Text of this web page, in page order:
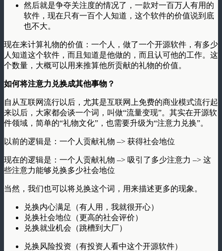
然后就是争夺关注度的情况了，一款对一百万人有用的
软件，现在只有一百个人知道，这个软件的价值说到底
也不大。
现在来计算礼物的价值：一个人，做了一个开源软件，有多少
人知道这个软件，而且知道是他做的，而且认可他的工作。这
个数量，大概可以用来推算他所贡献的礼物的价值。
如何将注意力兑换成其他事物？
自从互联网流行以后，尤其是互联网上免费的商业模式流行起
来以后，大家都会谈一个词，叫做“流量变现”。其实在开源软
件领域，简单的“礼物文化”，也需要升级为“注意力兑换”。
以前的逻辑是：一个人贡献礼物 –> 获得社会地位
现在的逻辑是：一个人贡献礼物 –> 吸引了多少注意力 –> 这
些注意力能够兑换多少社会地位
当然，我们也可以将兑换这个词，用来描述更多的现象。
兑换内心满足（有人用，我就很开心）
兑换社会地位（更高的社会评价）
兑换就业机会（跳槽到大厂）
兑换风险投资（有投资人看中这个开源软件）